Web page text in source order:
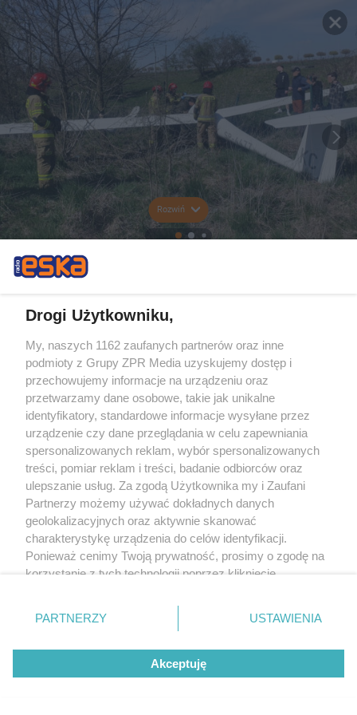
Rozwiń
Drogi Użytkowniku,
My, naszych 1162 zaufanych partnerów oraz inne
podmioty z Grupy ZPR Media uzyskujemy dostęp i
przechowujemy informacje na urządzeniu oraz
przetwarzamy dane osobowe, takie jak unikalne
identyfikatory, standardowe informacje wysyłane przez
urządzenie czy dane przeglądania w celu zapewniania
spersonalizowanych reklam, wybór spersonalizowanych
treści, pomiar reklam i treści, badanie odbiorców oraz
ulepszanie usług. Za zgodą Użytkownika my i Zaufani
Partnerzy możemy używać dokładnych danych
geolokalizacyjnych oraz aktywnie skanować
charakterystykę urządzenia do celów identyfikacji.
Ponieważ cenimy Twoją prywatność, prosimy o zgodę na
korzystanie z tych technologii poprzez kliknięcie
zmienić/wycofać klikając przycisk ustawień prywatności
znajdujący się w lewym dolnym rogu strony
rodzaje przetwarzania danych nie wymagają zgody
użytkownika, ale masz prawo sprzeciwić się takiemu
przetwarzaniu. Preferencje będą miały zastosowanie tylko
PARTNERZY USTAWIENIA
Akceptuję